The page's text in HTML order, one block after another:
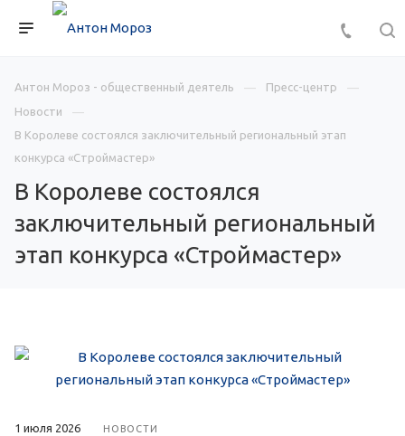
Антон Мороз - общественный деятель
Пресс-центр
Новости
В Королеве состоялся заключительный региональный этап
конкурса «Строймастер»
В Королеве состоялся
заключительный региональный
этап конкурса «Строймастер»
1 июля 2026 НОВОСТИ